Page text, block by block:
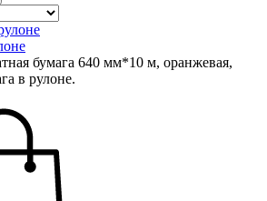
бумага 640 мм*10 м, оранжевая,
в рулоне.